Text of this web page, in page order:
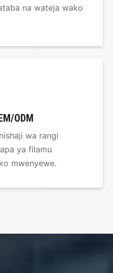
na wateja wako
ODM
wa rangi
ya filamu
mwenyewe.